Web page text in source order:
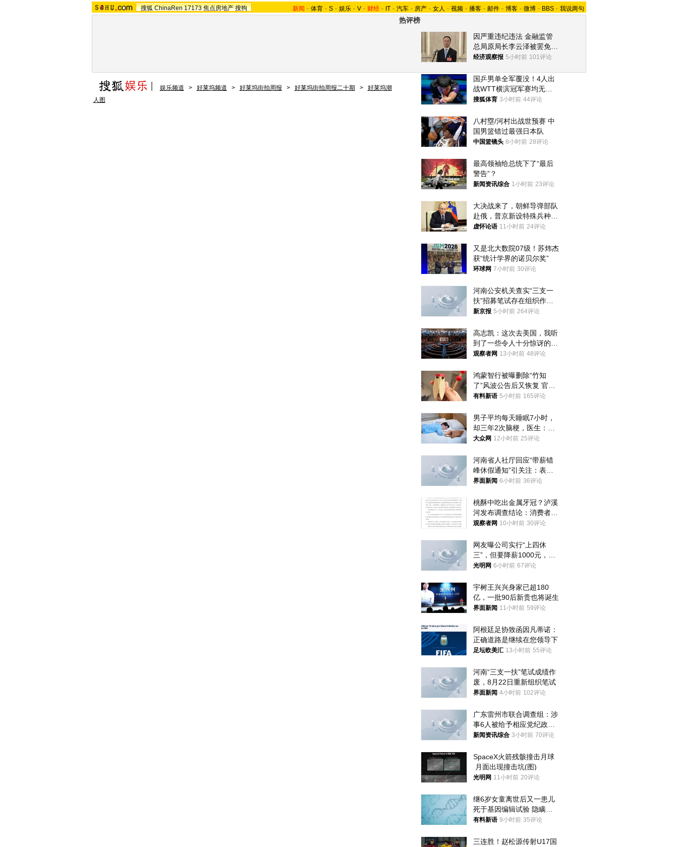
搜狐 ChinaRen 17173 焦点房地产 搜狗 新闻 - 体育 - S - 娱乐 - V - 财经 - IT - 汽车 - 房产 - 女人 - 视频 - 播客 - 邮件 - 博客 - 微博 - BBS - 我说两句
热评榜
因严重违纪违法 金融监管
总局原局长李云泽被罢免全
国人大代表
经济观察报 5小时前 101评论
国乒男单全军覆没！4人出
战WTT横滨冠军赛均无缘
八强
搜狐体育 3小时前 44评论
八村塁/河村出战世预赛 中
国男篮错过最强日本队
中国篮镜头 8小时前 28评论
最高领袖给总统下了“最后
警告”？
新闻资讯综合 1小时前 23评论
大决战来了，朝鲜导弹部队
赴俄，普京新设特殊兵种，
76岁老将扛旗
虚怀论语 11小时前 24评论
又是北大数院07级！苏炜杰
获“统计学界的诺贝尔奖”
环球网 7小时前 30评论
河南公安机关查实“三支一
扶”招募笔试存在组织作弊
犯罪行为
新京报 5小时前 264评论
高志凯：这次去美国，我听
到了一些令人十分惊讶的消
息
观察者网 13小时前 48评论
鸿蒙智行被曝删除“竹知
了”风波公告后又恢复 官媒
曾力挺：劝华为要大度的，
有料新语 5小时前 165评论
男子平均每天睡眠7小时，
却三年2次脑梗，医生：这
样睡觉更伤身
大众网 12小时前 25评论
河南省人社厅回应“带薪错
峰休假通知”引关注：表述
不够准确，待修改后印发
界面新闻 6小时前 36评论
桃酥中吃出金属牙冠？泸溪
河发布调查结论：消费者已
澄清，所发视频情况不属实
观察者网 10小时前 30评论
网友曝公司实行“上四休
三”，但要降薪1000元，不
接受只能辞职
光明网 6小时前 67评论
宇树王兴兴身家已超180
亿，一批90后新贵也将诞生
界面新闻 11小时前 59评论
阿根廷足协致函因凡蒂诺：
正确道路是继续在您领导下
足坛欧美汇 13小时前 55评论
河南“三支一扶”笔试成绩作
废，8月22日重新组织笔试
界面新闻 4小时前 102评论
广东雷州市联合调查组：涉
事6人被给予相应党纪政务
处分和组织处理
新闻资讯综合 3小时前 70评论
SpaceX火箭残骸撞击月球
月面出现撞击坑(图)
光明网 11小时前 20评论
继6岁女童离世后又一患儿
死于基因编辑试验 隐瞒一
年才对外披露
有料新语 9小时前 35评论
三连胜！赵松源传射U17国
娱乐频道 > 好莱坞频道 > 好莱坞街拍周报 > 好莱坞街拍周报二十期 >
好莱坞潮
人图